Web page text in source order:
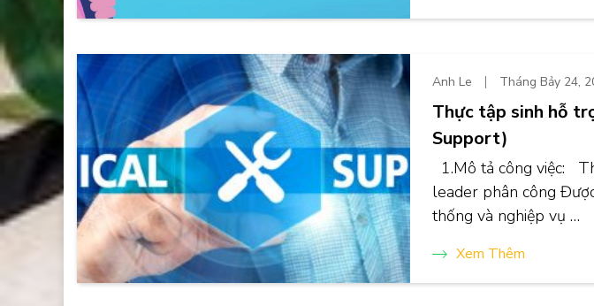
Anh Le Tháng Bảy 24,
Thực tập sinh hỗ
Support)
1.Mô tả công việc:
leader phân công
thống và nghiệp vụ …
Xem Thêm